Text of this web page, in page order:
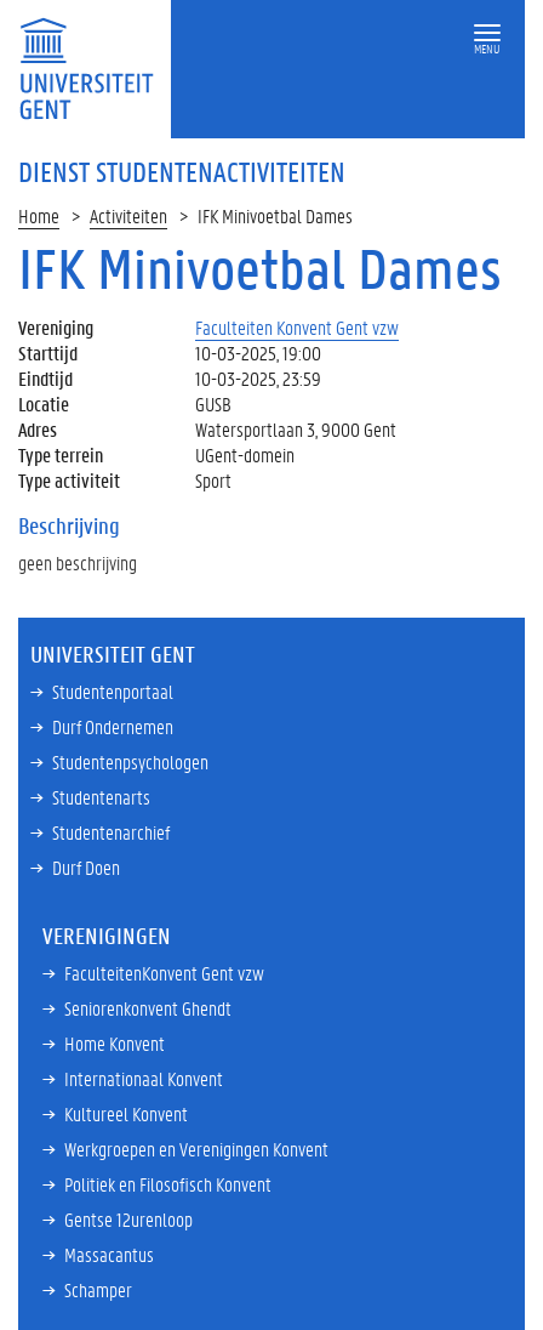
MENU
DIENST STUDENTENACTIVITEITEN
Home Activiteiten IFK Minivoetbal Dames
IFK Minivoetbal Dames
Vereniging
Faculteiten Konvent Gent vzw
Starttijd
10-03-2025, 19:00
Eindtijd
10-03-2025, 23:59
Locatie
GUSB
Adres
Watersportlaan 3, 9000 Gent
Type terrein
UGent-domein
Type activiteit
Sport
Beschrijving
geen beschrijving
UNIVERSITEIT GENT
Studentenportaal
Durf Ondernemen
Studentenpsychologen
Studentenarts
Studentenarchief
Durf Doen
VERENIGINGEN
FaculteitenKonvent Gent vzw
Seniorenkonvent Ghendt
Home Konvent
Internationaal Konvent
Kultureel Konvent
Werkgroepen en Verenigingen Konvent
Politiek en Filosofisch Konvent
Gentse 12urenloop
Massacantus
Schamper